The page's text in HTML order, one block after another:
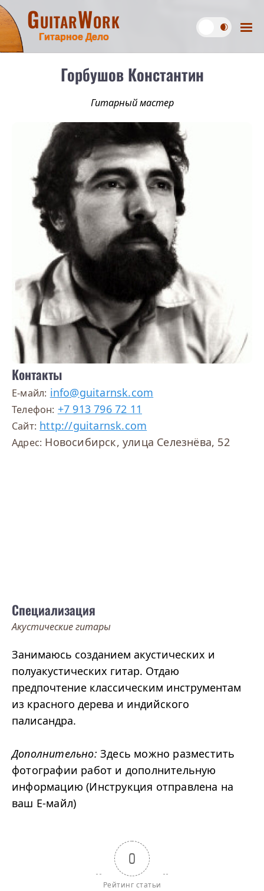
GuitarWork
Гитарное Дело
Горбушов Константин
Гитарный мастер
Контакты
E-майл: info@guitarnsk.com
Телефон: +7 913 796 72 11
Сайт: http://guitarnsk.com
Адрес: Новосибирск, улица Селезнёва, 52
Специализация
Акустические гитары
Занимаюсь созданием акустических и
полуакустических гитар. Отдаю
предпочтение классическим инструментам
из красного дерева и индийского
палисандра.
Дополнительно: Здесь можно разместить
фотографии работ и дополнительную
информацию (Инструкция отправлена на
ваш Е-майл)
0
Рейтинг статьи